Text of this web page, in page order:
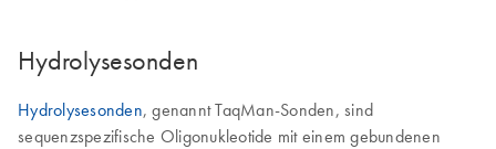
Hydrolysesonden
Hydrolysesonden, genannt TaqMan-Sonden, sind
sequenzspezifische Oligonukleotide mit einem gebundenen